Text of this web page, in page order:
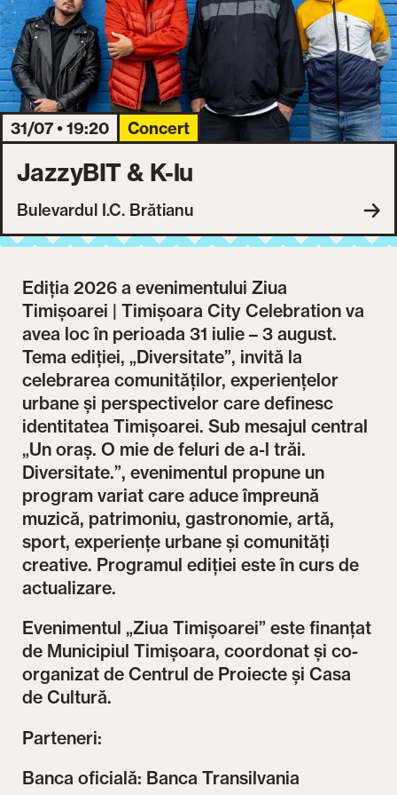
31/07 • 19:20 Concert
JazzyBIT & K-lu
Bulevardul I.C. Brătianu
Ediția 2026 a evenimentului Ziua
Timișoarei | Timișoara City Celebration va
avea loc în perioada 31 iulie – 3 august.
Tema ediției, „Diversitate”, invită la
celebrarea comunităților, experiențelor
urbane și perspectivelor care definesc
identitatea Timișoarei. Sub mesajul central
„Un oraș. O mie de feluri de a-l trăi.
Diversitate.”, evenimentul propune un
program variat care aduce împreună
muzică, patrimoniu, gastronomie, artă,
sport, experiențe urbane și comunități
creative. Programul ediției este în curs de
actualizare.
Evenimentul „Ziua Timișoarei” este finanțat
de Municipiul Timișoara, coordonat și co-
organizat de Centrul de Proiecte și Casa
de Cultură.
Parteneri:
Banca oficială: Banca Transilvania